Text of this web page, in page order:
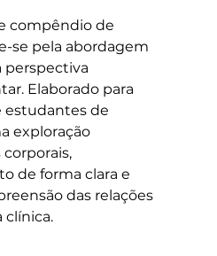
compêndio de
se pela abordagem
perspectiva
Elaborado para
estudantes de
exploração
de forma clara e
das relações
clínica.